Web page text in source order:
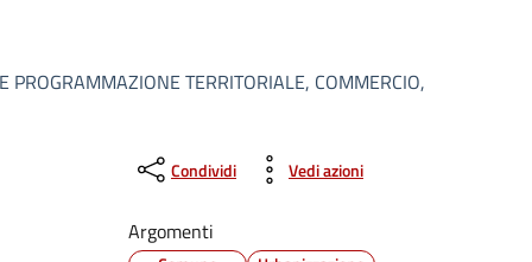
PROGRAMMAZIONE TERRITORIALE, COMMERCIO,
Condividi Vedi azioni
Argomenti